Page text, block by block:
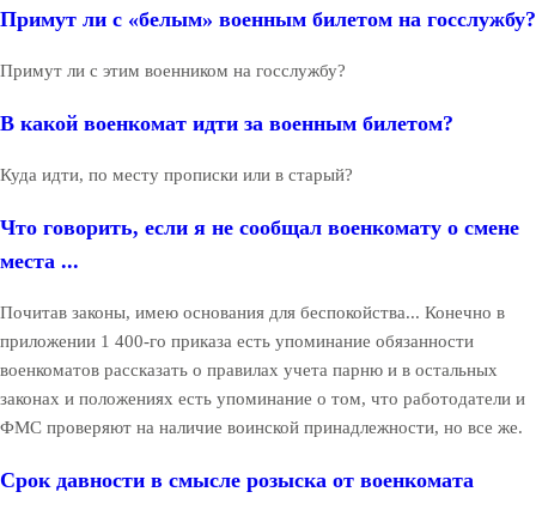
Примут ли с «белым» военным билетом на госслужбу?
Примут ли с этим военником на госслужбу?
В какой военкомат идти за военным билетом?
Куда идти, по месту прописки или в старый?
Что говорить, если я не сообщал военкомату о смене
места ...
Почитав законы, имею основания для беспокойства... Конечно в
приложении 1 400-го приказа есть упоминание обязанности
военкоматов рассказать о правилах учета парню и в остальных
законах и положениях есть упоминание о том, что работодатели и
ФМС проверяют на наличие воинской принадлежности, но все же.
Срок давности в смысле розыска от военкомата